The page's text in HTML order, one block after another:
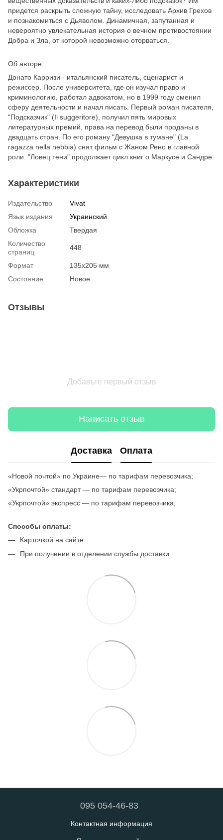
придется раскрыть сложную тайну, исследовать Архив Грехов
и познакомиться с Дьяволом. Динамичная, запутанная и
невероятно увлекательная история о вечном противостоянии
Добра и Зла, от которой невозможно оторваться.
Об авторе
Донато Карризи - итальянский писатель, сценарист и
режиссер. После университета, где он изучал право и
криминологию, работал адвокатом, но в 1999 году сменил
сферу деятельности и начал писать. Первый роман писателя,
"Подсказчик" (Il suggeritore), получил пять мировых
литературных премий, права на перевод были проданы в
двадцать стран. По его роману "Девушка в тумане" (La
ragazza nella nebbia) снят фильм с Жаном Рено в главной
роли. "Ловец тени" продолжает цикл книг о Маркусе и Сандре.
Характеристики
Издательство
Vivat
Язык издания
Украинский
Обложка
Твердая
Количество
страниц
448
Формат
135х205 мм
Состояние
Новое
Отзывы
Добавьте первый отзыв
Написать отзыв
Доставка Оплата
«Новой почтой» по Украине— по тарифам перевозчика;
«Укрпочтой» стандарт — по тарифам перевозчика;
«Укрпочтой» экспресс — по тарифам перевозчика;
Способы оплаты:
Карточкой на сайте
При получении в отделении службы доставки
095 054-46-83
Контактная информация